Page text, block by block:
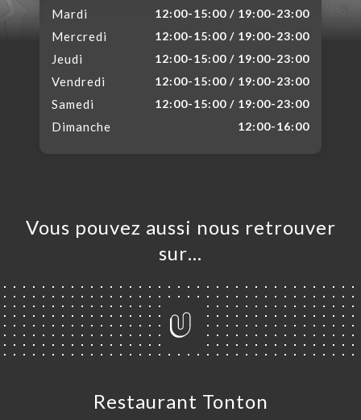
Mardi 12:00-15:00 / 19:00-23:00
Mercredi 12:00-15:00 / 19:00-23:00
Jeudi 12:00-15:00 / 19:00-23:00
Vendredi 12:00-15:00 / 19:00-23:00
Samedi 12:00-15:00 / 19:00-23:00
Dimanche 12:00-16:00
Vous pouvez aussi nous retrouver
sur…
Restaurant Tonton